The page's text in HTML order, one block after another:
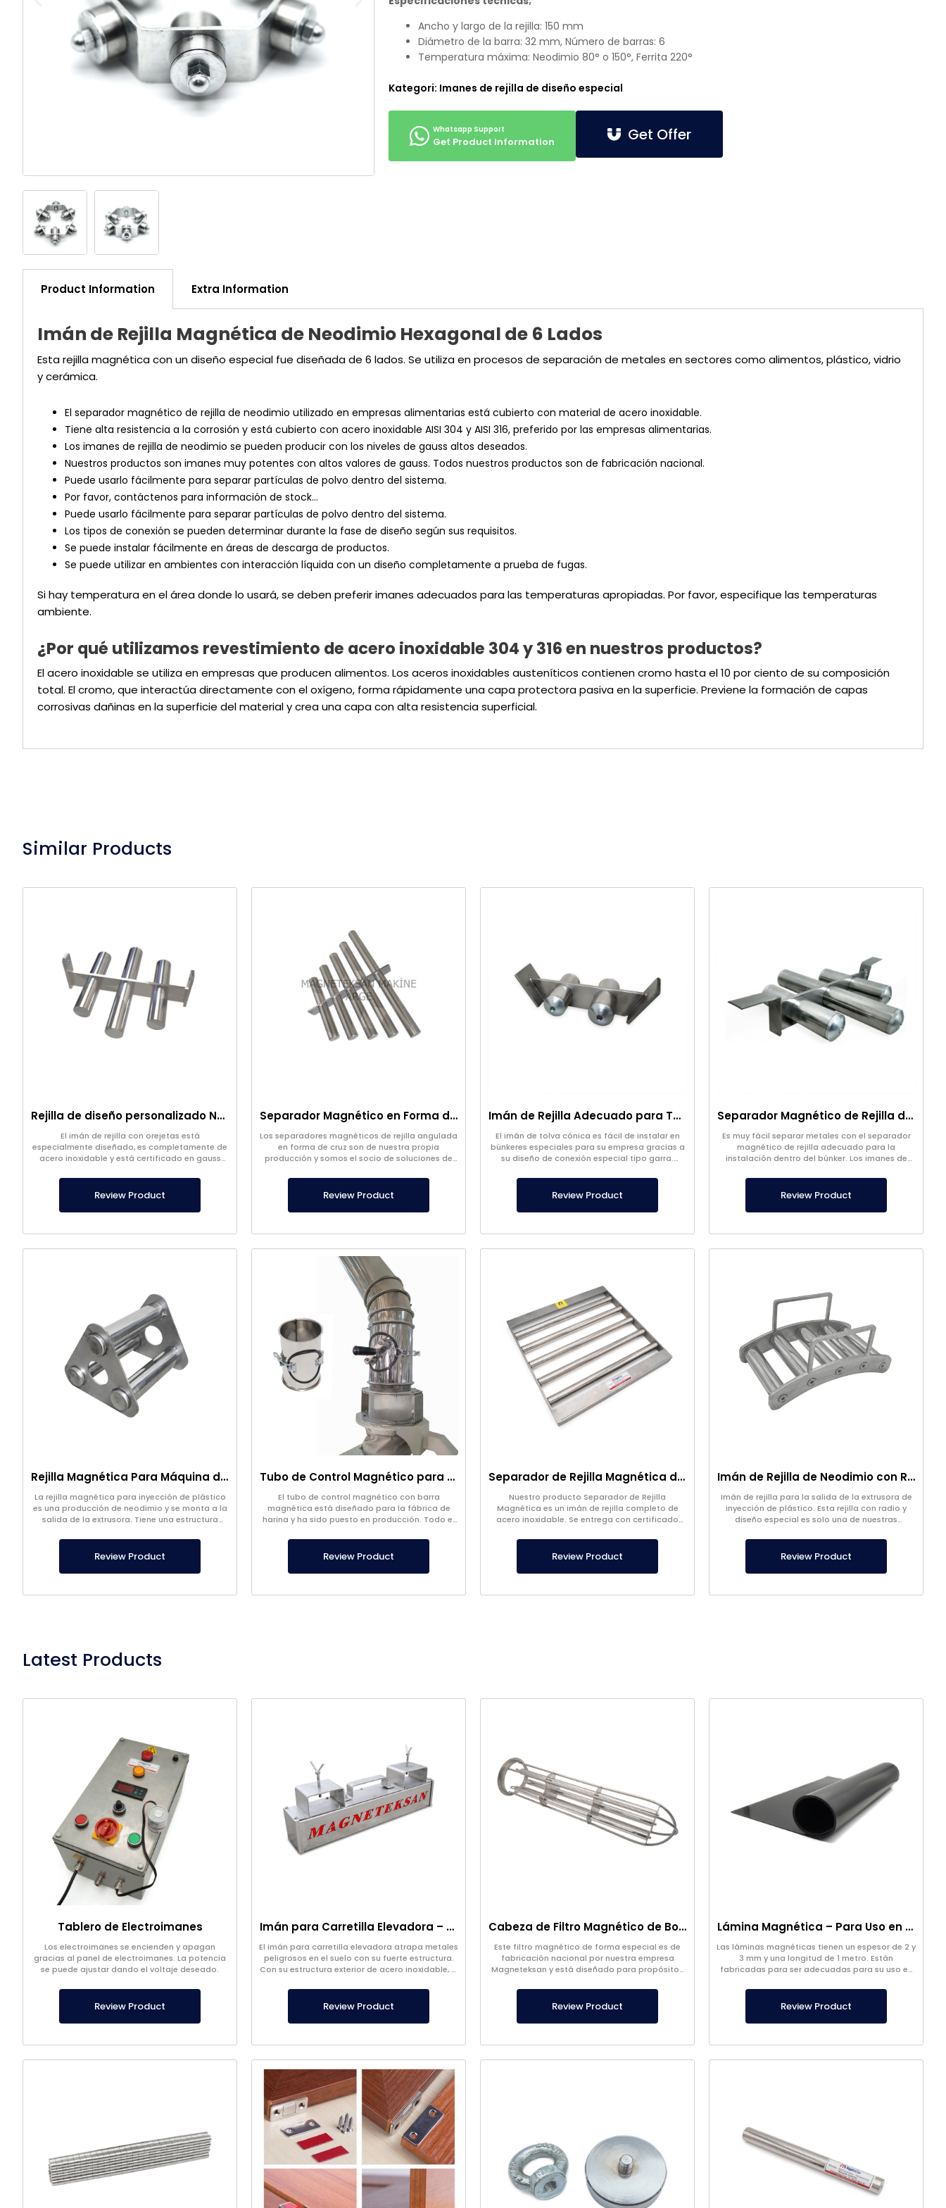
Ancho y largo de la rejilla: 150 mm
Diámetro de la barra: 32 mm, Número de barras: 6
Temperatura máxima: Neodimio 80° o 150°, Ferrita 220°
Kategori: Imanes de rejilla de diseño especial
Get Product Information Get Offer
Product Information Extra Information
Imán de Rejilla Magnética de Neodimio Hexagonal de 6 Lados
Esta rejilla magnética con un diseño especial fue diseñada de 6 lados. Se utiliza en procesos de separación de metales en sectores como alimentos, plástico, vidrio
y cerámica.
El separador magnético de rejilla de neodimio utilizado en empresas alimentarias está cubierto con material de acero inoxidable.
Tiene alta resistencia a la corrosión y está cubierto con acero inoxidable AISI 304 y AISI 316, preferido por las empresas alimentarias.
Los imanes de rejilla de neodimio se pueden producir con los niveles de gauss altos deseados.
Nuestros productos son imanes muy potentes con altos valores de gauss. Todos nuestros productos son de fabricación nacional.
Puede usarlo fácilmente para separar partículas de polvo dentro del sistema.
Por favor, contáctenos para información de stock…
Puede usarlo fácilmente para separar partículas de polvo dentro del sistema.
Los tipos de conexión se pueden determinar durante la fase de diseño según sus requisitos.
Se puede instalar fácilmente en áreas de descarga de productos.
Se puede utilizar en ambientes con interacción líquida con un diseño completamente a prueba de fugas.
Si hay temperatura en el área donde lo usará, se deben preferir imanes adecuados para las temperaturas apropiadas. Por favor, especifique las temperaturas
ambiente.
¿Por qué utilizamos revestimiento de acero inoxidable 304 y 316 en nuestros productos?
El acero inoxidable se utiliza en empresas que producen alimentos. Los aceros inoxidables austeníticos contienen cromo hasta el 10 por ciento de su composición
total. El cromo, que interactúa directamente con el oxígeno, forma rápidamente una capa protectora pasiva en la superficie. Previene la formación de capas
corrosivas dañinas en la superficie del material y crea una capa con alta resistencia superficial.
Similar Products
Rejilla de diseño personalizado Neodimio, Imán separador de metal de 3 barras
El imán de rejilla con orejetas está
especialmente diseñado, es completamente de
acero inoxidable y está certificado en gauss
Review Product
Separador Magnético en Forma de Cruz de Diseño Especial
Los separadores magnéticos de rejilla angulada
en forma de cruz son de nuestra propia
producción y somos el socio de soluciones de
experiencia.
Review Product
Imán de Rejilla Adecuado para Tolvas Cónicas
El imán de tolva cónica es fácil de instalar en
búnkeres especiales para su empresa gracias a
su diseño de conexión especial tipo garra.
Review Product
Separador Magnético de Rejilla de Neodimio Diseño Especial Para Búnker
Es muy fácil separar metales con el separador
magnético de rejilla adecuado para la
instalación dentro del búnker. Los imanes de
metal.
Review Product
Rejilla Magnética Para Máquina de Moldeo por Inyección de Plástico
La rejilla magnética para inyección de plástico
es una producción de neodimio y se monta a la
salida de la extrusora. Tiene una estructura
Review Product
Tubo de Control Magnético para Molinos de Harina
El tubo de control magnético con barra
magnética está diseñado para la fábrica de
harina y ha sido puesto en producción. Todo el
nos pertenece.
Review Product
Separador de Rejilla Magnética de 420×420 mm
Nuestro producto Separador de Rejilla
Magnética es un imán de rejilla completo de
acero inoxidable. Se entrega con certificado
Review Product
Imán de Rejilla de Neodimio con Radio
Imán de rejilla para la salida de la extrusora de
inyección de plástico. Esta rejilla con radio y
diseño especial es solo una de nuestras
Review Product
Latest Products
Tablero de Electroimanes
Los electroimanes se encienden y apagan
gracias al panel de electroimanes. La potencia
se puede ajustar dando el voltaje deseado.
Review Product
Imán para Carretilla Elevadora – Completamente Inoxidable – 10 cm Distancia Efectiva – Fácil Liberación con Asa
El imán para carretilla elevadora atrapa metales
peligrosos en el suelo con su fuerte estructura.
Con su estructura exterior de acero inoxidable, el
propia producción.
Review Product
Cabeza de Filtro Magnético de Bolsa
Este filtro magnético de forma especial es de
fabricación nacional por nuestra empresa
Magneteksan y está diseñado para propósitos
personalizados.
Review Product
Lámina Magnética – Para Uso en el Suelo – Apto para Alimentos
Las láminas magnéticas tienen un espesor de 2 y
3 mm y una longitud de 1 metro. Están
fabricadas para ser adecuadas para su uso en
Review Product